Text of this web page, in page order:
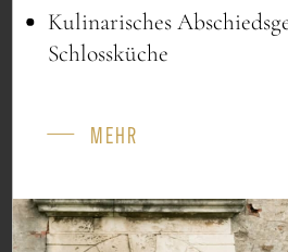
Apfelsaft und
heimischen
Steirische Äpfel,
Brötchen mit
Aufstrichen
Kulinarisches
Schlossküche
MEHR